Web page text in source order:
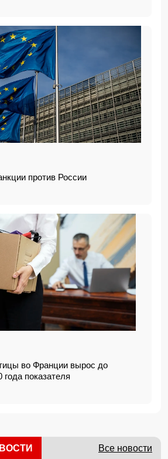
против России
во Франции вырос до
года показателя
Все новости